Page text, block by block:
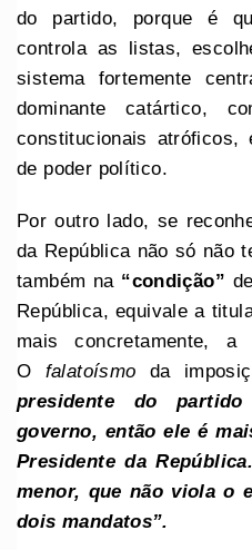
do partido, porque é
controla as listas,
sistema fortemente
dominante catártico,
constitucionais
de poder político.
Por outro lado, se
da República não só não
também na “condição”
República, equivale a
mais concretamente,
O falatoísmo da
presidente do
governo, então ele é
Presidente da
menor, que não viola o
dois mandatos”.